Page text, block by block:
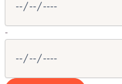
-